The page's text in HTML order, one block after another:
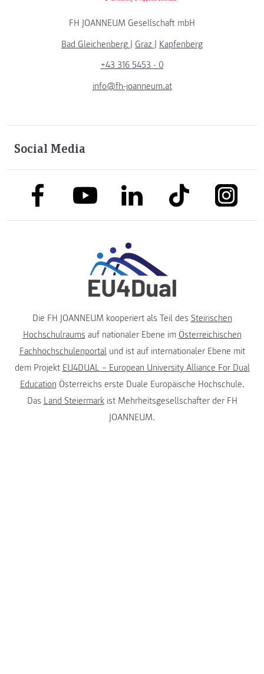
FH JOANNEUM Gesellschaft mbH
Bad Gleichenberg | Graz | Kapfenberg
+43 316 5453 - 0
info@fh-joanneum.at
Social Media
link to facebooklink to youtubelink to linkedinlink to tiktok link to
Die FH JOANNEUM kooperiert als Teil des Steirischen
Hochschulraums auf nationaler Ebene im Österreichischen
Fachhochschulenportalund ist auf internationaler Ebene mit
dem Projekt EU4DUAL – European University Alliance For Dual
Education Österreichs erste Duale Europäische Hochschule.
Das Land Steiermarkist Mehrheitsgesellschafter der FH
JOANNEUM.